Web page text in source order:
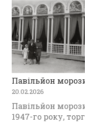
Павільйон
20.02.2026
Павільйон
1947-го року,